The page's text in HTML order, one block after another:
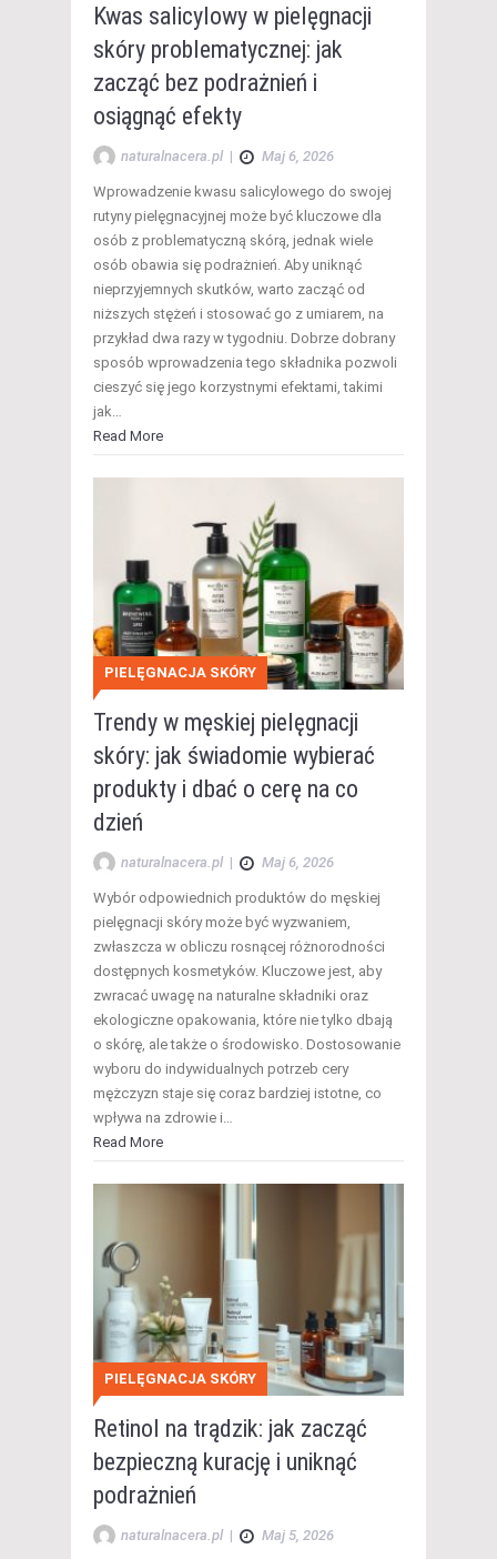
Kwas salicylowy w pielęgnacji
skóry problematycznej: jak
zacząć bez podrażnień i
osiągnąć efekty
naturalnacera.pl | Maj 6, 2026
Wprowadzenie kwasu salicylowego do swojej
rutyny pielęgnacyjnej może być kluczowe dla
osób z problematyczną skórą, jednak wiele
osób obawia się podrażnień. Aby uniknąć
nieprzyjemnych skutków, warto zacząć od
niższych stężeń i stosować go z umiarem, na
przykład dwa razy w tygodniu. Dobrze dobrany
sposób wprowadzenia tego składnika pozwoli
cieszyć się jego korzystnymi efektami, takimi
jak…
Read More
PIELĘGNACJA SKÓRY
Trendy w męskiej pielęgnacji
skóry: jak świadomie wybierać
produkty i dbać o cerę na co
dzień
naturalnacera.pl | Maj 6, 2026
Wybór odpowiednich produktów do męskiej
pielęgnacji skóry może być wyzwaniem,
zwłaszcza w obliczu rosnącej różnorodności
dostępnych kosmetyków. Kluczowe jest, aby
zwracać uwagę na naturalne składniki oraz
ekologiczne opakowania, które nie tylko dbają
o skórę, ale także o środowisko. Dostosowanie
wyboru do indywidualnych potrzeb cery
mężczyzn staje się coraz bardziej istotne, co
wpływa na zdrowie i…
Read More
PIELĘGNACJA SKÓRY
Retinol na trądzik: jak zacząć
bezpieczną kurację i uniknąć
podrażnień
naturalnacera.pl | Maj 5, 2026